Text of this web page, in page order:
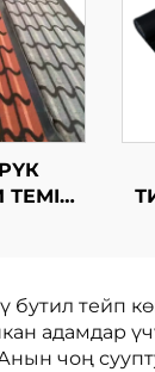
бутил тейп
адамдар
чоң